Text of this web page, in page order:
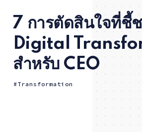
7 การตัดสินใจที่ชี้
Digital
สำหรับ CEO
Transformation